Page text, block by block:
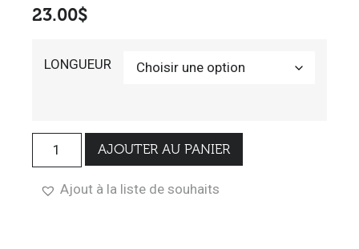
23.00$
LONGUEUR
AJOUTER AU PANIER
Ajout à la liste de souhaits